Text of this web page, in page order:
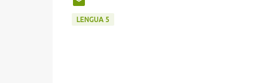
LENGUA 5